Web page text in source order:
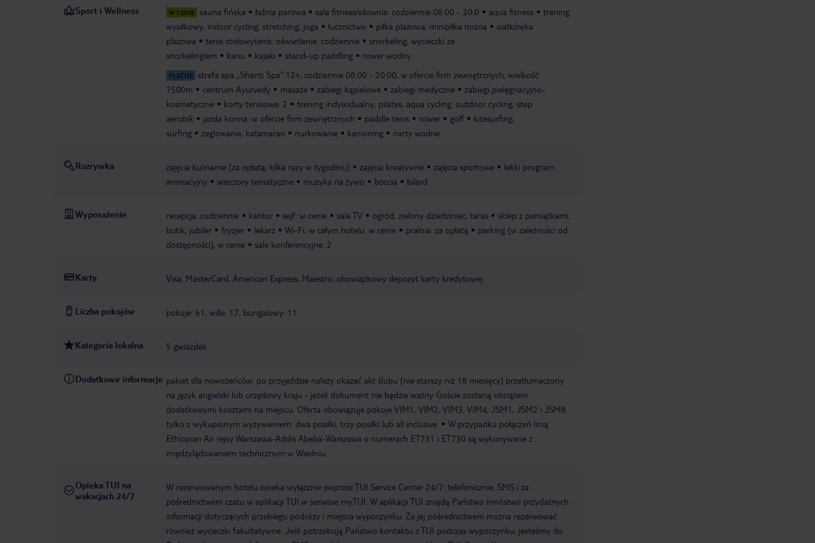
Sport i Wellness W CENIE sauna fińska łaźnia parowa sala fitness/siłownia: codziennie 08:00 - 20:0 aqua fitness
trening
wysiłkowy, indoor cycling, stretching, joga
łucznictwo piłka plażowa, minipiłka nożna
siatkówka
plażowa
tenis stołowytenis: oświetlenie: codziennie
snorkeling, wycieczki ze
snorkelingiem
kanu kajaki stand-up paddling rower wodny
PŁATNE
strefa spa „Shanti Spa“:12+, codziennie 08:00 - 20:00, w ofercie firm zewnętrznych, wielkość:
7500m
centrum Ayurvedy masaże zabiegi kąpielowe zabiegi medyczne
zabiegi pielęgnacyjno-
kosmetyczne
korty tenisowe: 2
trening indywidualny, pilates, aqua cycling, outdoor cycling, step
aerobik
jazda konna: w ofercie firm zewnętrznych paddle tenis rower golf
kitesurfing,
surfing
żeglowanie, katamaran nurkowanie kanioning narty wodne
Rozrywka zajęcia kulinarne (za opłatą, kilka razy w tygodniu) zajęcia kreatywne zajęcia sportowe
lekki program
animacyjny
wieczory tematyczne muzyka na żywo boccia bilard
Wyposażenie recepcja: codziennie kantor sejf: w cenie sala TV ogród, zielony dziedziniec, taras
sklep z pamiątkami,
butik, jubiler
fryzjer lekarz Wi-Fi, w całym hotelu: w cenie pralnia: za opłatą
parking (w zależności od
dostępności), w cenie
sale konferencyjne: 2
Karty Visa, MasterCard, American Express, Maestro, obowiązkowy depozyt karty kredytowej
Liczba pokojów pokoje: 61, wille: 17, bungalowy: 11
Kategoria lokalna 5 gwiazdek
Dodatkowe informacje pakiet dla nowożeńców: po przyjeździe należy okazać akt ślubu (nie starszy niż 18 miesięcy) przetłumaczony
na język angielski lub urzędowy kraju - jeżeli dokument nie będzie ważny Goście zostaną obciążeni
dodatkowymi kosztami na miejscu. Oferta obowiązuje pokoje VIM1, VIM2, VIM3, VIM4, JSM1, JSM2 i JSM8
tylko z wykupionym wyżywieniem: dwa posiłki, trzy posiłki lub all inclusive.
W przypadku połączeń linią
Ethiopian Air rejsy Warszawa-Addis Abeba-Warszawa o numerach ET731 i ET730 są wykonywane z
międzylądowaniem technicznym w Wiedniu.
Opieka TUI na
wakacjach 24/7
W rezerwowanym hotelu opieka wyłącznie poprzez TUI Service Center 24/7: telefonicznie, SMS i za
pośrednictwem czatu w aplikacji TUI w serwisie myTUI. W aplikacji TUI znajdą Państwo mnóstwo przydatnych
informacji dotyczących przebiegu podróży i miejsca wypoczynku. Za jej pośrednictwem można rezerwować
również wycieczki fakultatywne. Jeśli potrzebują Państwo kontaktu z TUI podczas wypoczynku, jesteśmy do